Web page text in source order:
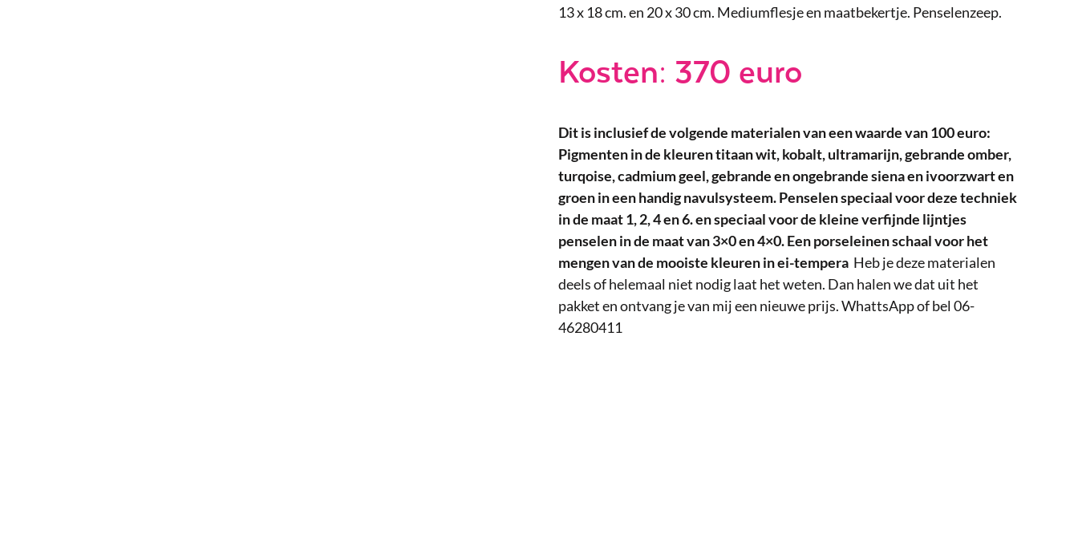
13 x 18 cm. en 20 x 30 cm. Mediumflesje en maatbekertje. Penselenzeep.
Kosten: 370 euro
Dit is inclusief de volgende materialen van een waarde van 100 euro:
Pigmenten in de kleuren titaan wit, kobalt, ultramarijn, gebrande omber,
turqoise, cadmium geel, gebrande en ongebrande siena en ivoorzwart en
groen in een handig navulsysteem.Penselen speciaal voor deze techniek
in de maat 1, 2, 4 en 6. en speciaal voor de kleine verfijnde lijntjes
penselen in de maat van 3×0 en 4×0.Een porseleinen schaal voor het
mengen van de mooiste kleuren in ei-tempera Heb je deze materialen
deels of helemaal niet nodig laat het weten. Dan halen we dat uit het
pakket en ontvang je van mij een nieuwe prijs. WhattsApp of bel 06-
46280411